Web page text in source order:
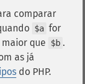
comparar
$a for
que
$b .
as já
do PHP.